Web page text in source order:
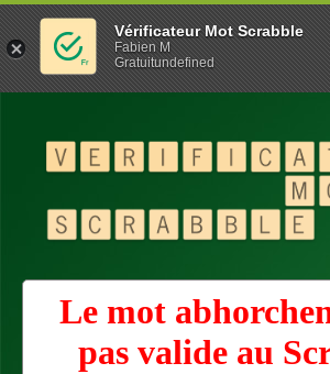
Le mot
pas valide au
Vérificateur Mot Scrabble
Fabien M
Gratuitundefined